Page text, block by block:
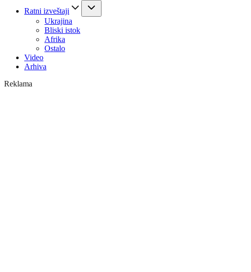
Ratni izveštaji
Ukrajina
Bliski istok
Afrika
Ostalo
Video
Arhiva
Reklama